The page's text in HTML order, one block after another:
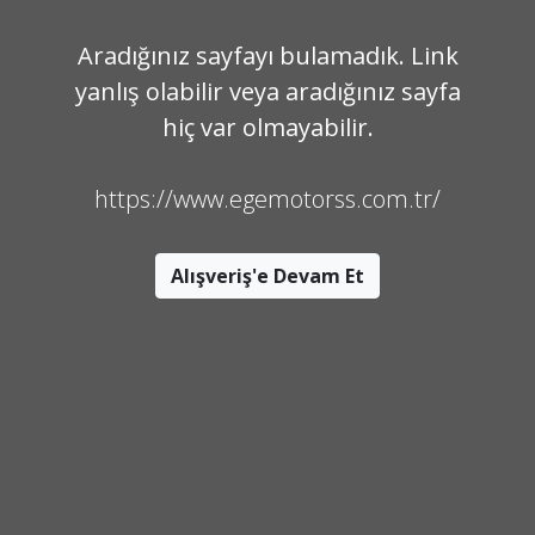
Aradığınız sayfayı bulamadık. Link
yanlış olabilir veya aradığınız sayfa
hiç var olmayabilir.
https://www.egemotorss.com.tr/
Alışveriş'e Devam Et